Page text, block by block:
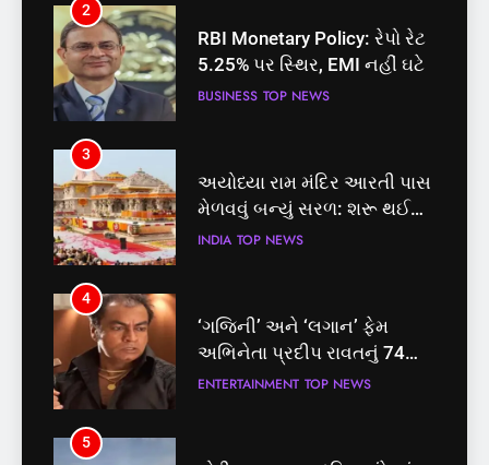
3
અયોધ્યા રામ મંદિર આરતી પાસ
મેળવવું બન્યું સરળ: શરૂ થઈ
તત્કાલ સુવિધા, જાણો સંપૂર્ણ
INDIA TOP NEWS
4
‘ગજિની’ અને ‘લગાન’ ફેમ
અભિનેતા પ્રદીપ રાવતનું 74
વર્ષની વયે નિધન, બ્લડ કેન્સર
ENTERTAINMENT
5
કોડીનારના છારા દરિયાકાંઠે પાંચ
કિશોરો ડૂબ્યા, 3નો બચાવ, 2
લાપતા
GUJARAT TOP NEWS
6
2
RBI Monetary Policy: રેપો રેટ
5.25% પર સ્થિર, EMI નહીં ઘટે
BUSINESS TOP NEWS
3
અયોધ્યા રામ મંદિર આરતી પાસ
મેળવવું બન્યું સરળ: શરૂ થઈ
તત્કાલ સુવિધા, જાણો સંપૂર્ણ
INDIA TOP NEWS
4
‘ગજિની’ અને ‘લગાન’ ફેમ
અભિનેતા પ્રદીપ રાવતનું 74
વર્ષની વયે નિધન, બ્લડ કેન્સર
ENTERTAINMENT TOP NEWS
5